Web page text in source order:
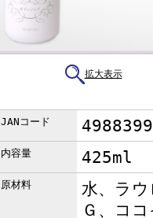
拡大表示
JANコード
内容量 425ml
原材料
水、ラ
Ｇ、コ